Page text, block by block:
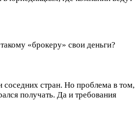
«брокеру» свои деньги?
соседних стран. Но проблема в том,
получать. Да и требования